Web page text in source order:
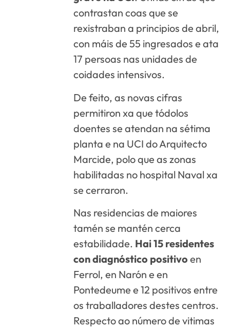
contrastan coas que se
rexistraban a principios de abril,
con máis de 55 ingresados e ata
17 persoas nas unidades de
coidades intensivos.
De feito, as novas cifras
permitiron xa que tódolos
doentes se atendan na sétima
planta e na UCI do Arquitecto
Marcide, polo que as zonas
habilitadas no hospital Naval xa
se cerraron.
Nas residencias de maiores
tamén se mantén cerca
estabilidade. Hai 15 residentes
con diagnóstico positivo en
Ferrol, en Narón e en
Pontedeume e 12 positivos entre
os traballadores destes centros.
Respecto ao número de vitimas